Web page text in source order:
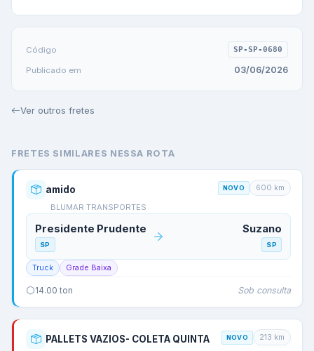
Código SP-SP-0680
Publicado em 03/06/2026
Ver outros fretes
FRETES SIMILARES NESSA ROTA
amido
BLUMAR TRANSPORTES
NOVO 600 km
Presidente Prudente
SP
Suzano
SP
Truck Grade Baixa
14.00 ton Sob consulta
PALLETS VAZIOS- COLETA QUINTA NOVO 213 km